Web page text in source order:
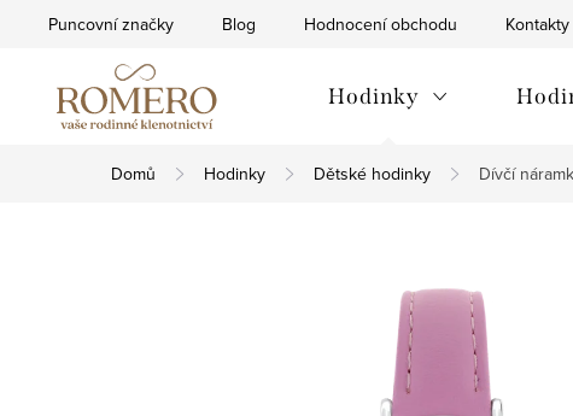
Puncovní značky Blog Hodnocení obchodu Kontakty
Hodinky
Domů Hodinky Dětské hodinky Dívčí